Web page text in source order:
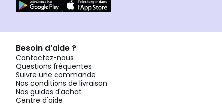
Besoin d’aide ?
Contactez-nous
Questions fréquentes
Suivre une commande
Nos conditions de livraison
Nos guides d'achat
Centre d'aide